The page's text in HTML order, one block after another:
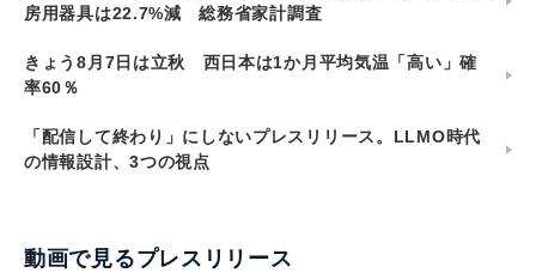
房用器具は22.7%減 総務省家計調査
きょう8月7日は立秋 西日本は1か月平均気温「高い」確
率60％
「配信して終わり」にしないプレスリリース。LLMO時代
の情報設計、3つの視点
動画で見るプレスリリース